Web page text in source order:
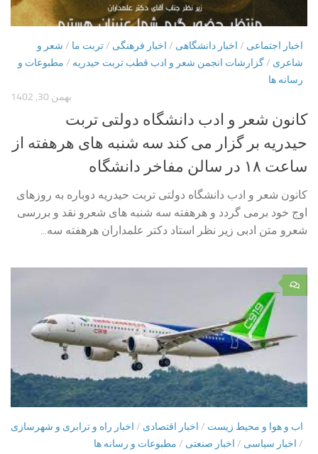
اخبار اجتماعی / اخبار دانشگاهی / اخبار فرهنگی /تربت ما / شعر و
شاعری /گزارشات انجمن شعر و ادب قطب تربت حیدریه / مطبوعات و
رسانه ها
بهمن 30, 1402
کانون شعر و ادب دانشگاه دولتی تربت
حیدریه بر گزار می کند سه شنبه های هرهفته از
ساعت ۱۸ در سالن مفاخر دانشگاه
کانون شعر و ادب دانشگاه دولتی تربت حیدریه دوباره به روزهای
اوج خود برمی گردد و هرهفته سه شنبه های شعرو نقد و بررسی
شعرو متن ادبی زیر نظر استاد دکتر علمداران هرهفته سه...
۰
اب و هوا و محیط زیست / اخبار اقتصادی / اخبار راه و ترابری و شهرسازی
/ اخبار سیاسی / اخبار صنعتی / مطبوعات و رسانه ها